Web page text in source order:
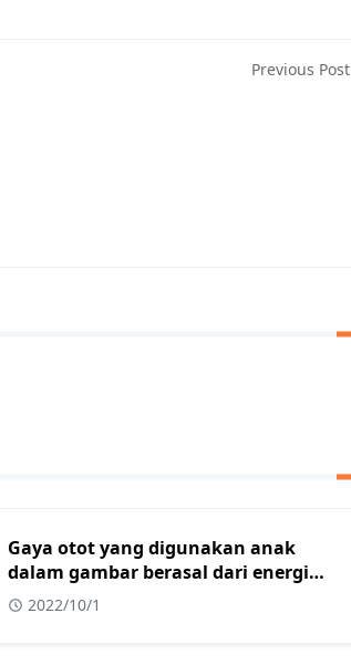
Previous Post
Gaya otot yang digunakan anak
dalam gambar berasal dari energi
yang diperoleh dari?
2022/10/1